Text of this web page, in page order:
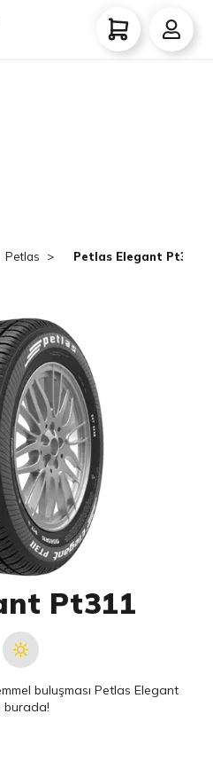
Petlas Petlas Elegant Pt311
Pt311
buluşması Petlas Elegant
burada!